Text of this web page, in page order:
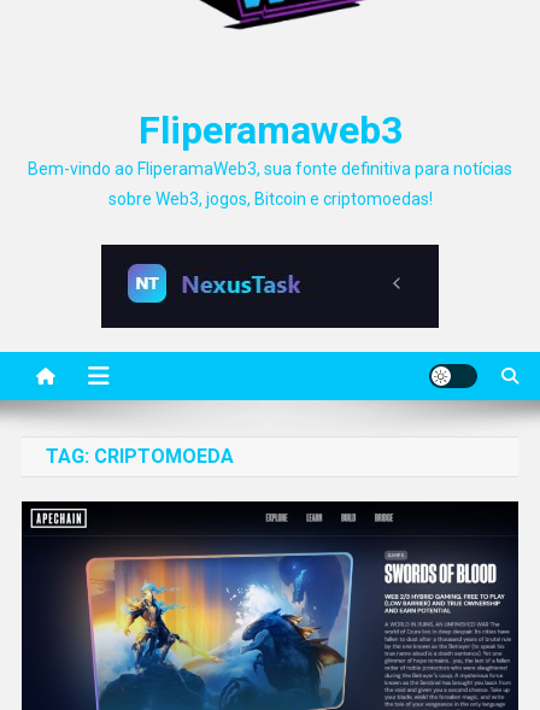
Fliperamaweb3
Bem-vindo ao FliperamaWeb3, sua fonte definitiva para notícias
sobre Web3, jogos, Bitcoin e criptomoedas!
TAG: CRIPTOMOEDA